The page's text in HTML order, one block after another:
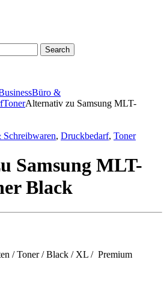
Search
Büro &
TonerAlternativ zu Samsung MLT-
, Druckbedarf, Toner
Samsung MLT-
Black
/ Toner / Black / XL / Premium